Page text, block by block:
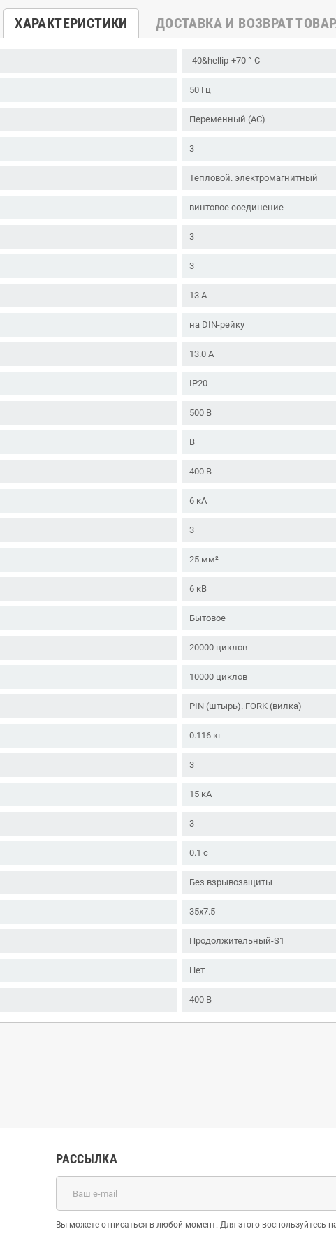
ХАРАКТЕРИСТИКИ ДОСТАВКА И ВОЗВРАТ
-40&hellip-+70 °-C
50 Гц
Переменный (AC)
3
Тепловой. электромагнитный
винтовое соединение
3
3
13 А
на DIN-рейку
13.0 А
IP20
500 В
B
400 В
6 кА
3
25 мм²-
6 кВ
Бытовое
20000 циклов
10000 циклов
PIN (штырь). FORK (вилка)
0.116 кг
3
15 кА
3
0.1 с
Без взрывозащиты
35x7.5
Продолжительный-S1
Нет
400 В
РАССЫЛКА
Вы можете отписаться в любой момент. Для этого